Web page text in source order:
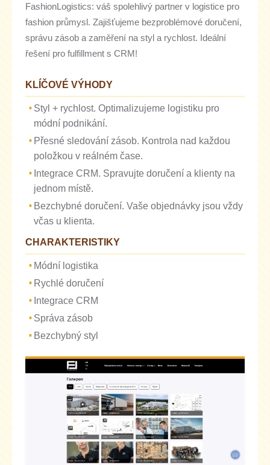
FashionLogistics: váš spolehlivý partner v logistice pro
fashion průmysl. Zajišťujeme bezproblémové doručení,
správu zásob a zaměření na styl a rychlost. Ideální
řešení pro fulfillment s CRM!
KLÍČOVÉ VÝHODY
Styl + rychlost. Optimalizujeme logistiku pro
módní podnikání.
Přesné sledování zásob. Kontrola nad každou
položkou v reálném čase.
Integrace CRM. Spravujte doručení a klienty na
jednom místě.
Bezchybné doručení. Vaše objednávky jsou vždy
včas u klienta.
CHARAKTERISTIKY
Módní logistika
Rychlé doručení
Integrace CRM
Správa zásob
Bezchybný styl